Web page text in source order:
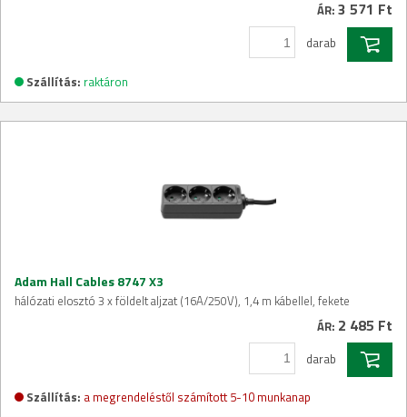
ÁR: 3 571 Ft
darab
Szállítás: raktáron
Adam Hall Cables 8747 X3
hálózati elosztó 3 x földelt aljzat (16A/250V), 1,4 m kábellel, fekete
ÁR: 2 485 Ft
darab
Szállítás: a megrendeléstől számított 5-10 munkanap